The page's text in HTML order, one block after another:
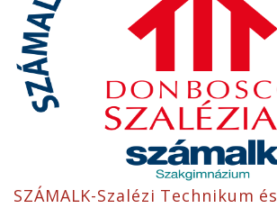
SZÁMALK-Szalézi Technikum és